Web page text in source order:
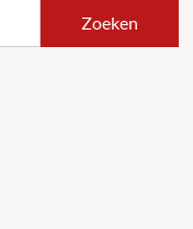
Zoeken